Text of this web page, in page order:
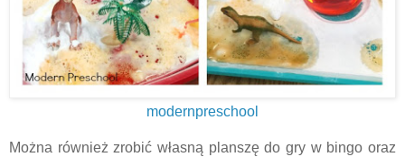
modernpreschool
Można również zrobić własną planszę do gry w bingo oraz